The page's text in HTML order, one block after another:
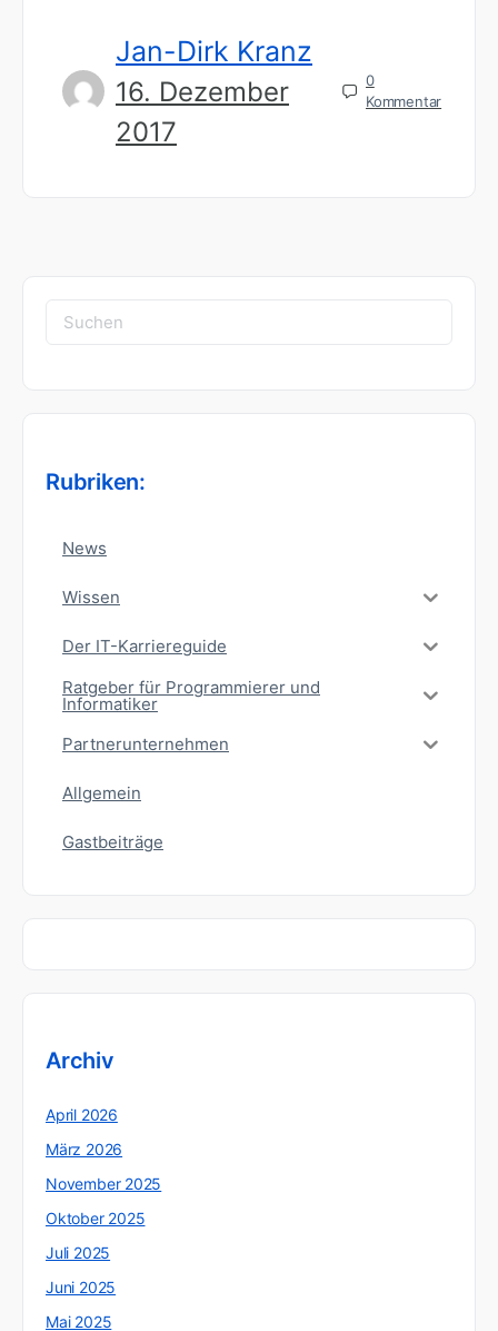
Jan-Dirk Kranz
16. Dezember
2017
0
Kommentar
Suchen
nach:
Rubriken:
News
Wissen
Der IT-Karriereguide
Ratgeber für Programmierer und
Informatiker
Partnerunternehmen
Allgemein
Gastbeiträge
Archiv
April 2026
März 2026
November 2025
Oktober 2025
Juli 2025
Juni 2025
Mai 2025